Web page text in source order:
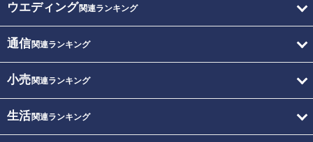
ウエディング関連ランキング
通信関連ランキング
小売関連ランキング
生活関連ランキング